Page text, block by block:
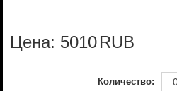
Цена: 5010RUB
Количество: